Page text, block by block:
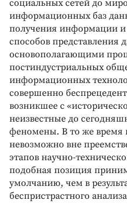
социальных сетей до
информационных баз
получения информации и
способов представления
основополагающими
постиндустриальных
информационных
совершенно
возникшее с
неизвестные до
феномены. В то же время
невозможно вне
этапов научно-
подобная позиция
умолчанию, чем в
беспристрастного